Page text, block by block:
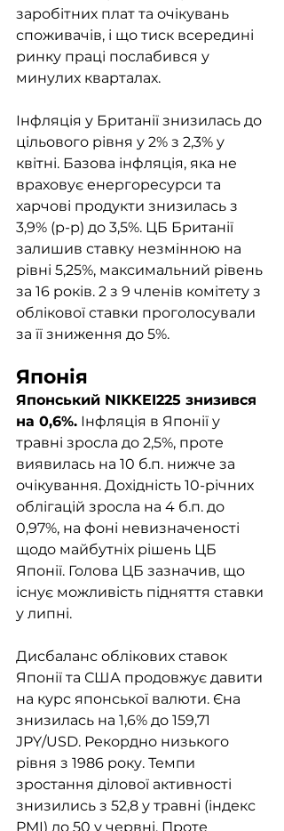
заробітних плат та очікувань
споживачів, і що тиск всередині
ринку праці послабився у
минулих кварталах.
Інфляція у Британії знизилась до
цільового рівня у 2% з 2,3% у
квітні. Базова інфляція, яка не
враховує енергоресурси та
харчові продукти знизилась з
3,9% (р-р) до 3,5%. ЦБ Британії
залишив ставку незмінною на
рівні 5,25%, максимальний рівень
за 16 років. 2 з 9 членів комітету з
облікової ставки проголосували
за її зниження до 5%.
Японія
Японський NIKKEI225 знизився
на 0,6%. Інфляція в Японії у
травні зросла до 2,5%, проте
виявилась на 10 б.п. нижче за
очікування. Дохідність 10-річних
облігацій зросла на 4 б.п. до
0,97%, на фоні невизначеності
щодо майбутніх рішень ЦБ
Японії. Голова ЦБ зазначив, що
існує можливість підняття ставки
у липні.
Дисбаланс облікових ставок
Японії та США продовжує давити
на курс японської валюти. Єна
знизилась на 1,6% до 159,71
JPY/USD. Рекордно низького
рівня з 1986 року. Темпи
зростання ділової активності
знизились з 52,8 у травні (індекс
PMI) до 50 у червні. Проте